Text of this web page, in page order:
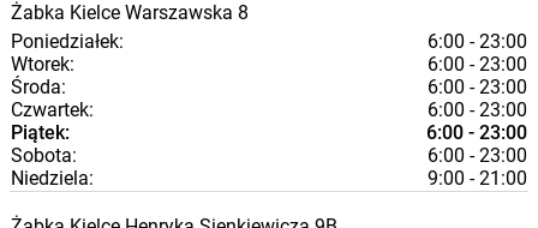
Żabka Kielce Warszawska 8
Poniedziałek:
6:00 - 23:00
Wtorek:
6:00 - 23:00
Środa:
6:00 - 23:00
Czwartek:
6:00 - 23:00
Piątek:
6:00 - 23:00
Sobota:
6:00 - 23:00
Niedziela:
9:00 - 21:00